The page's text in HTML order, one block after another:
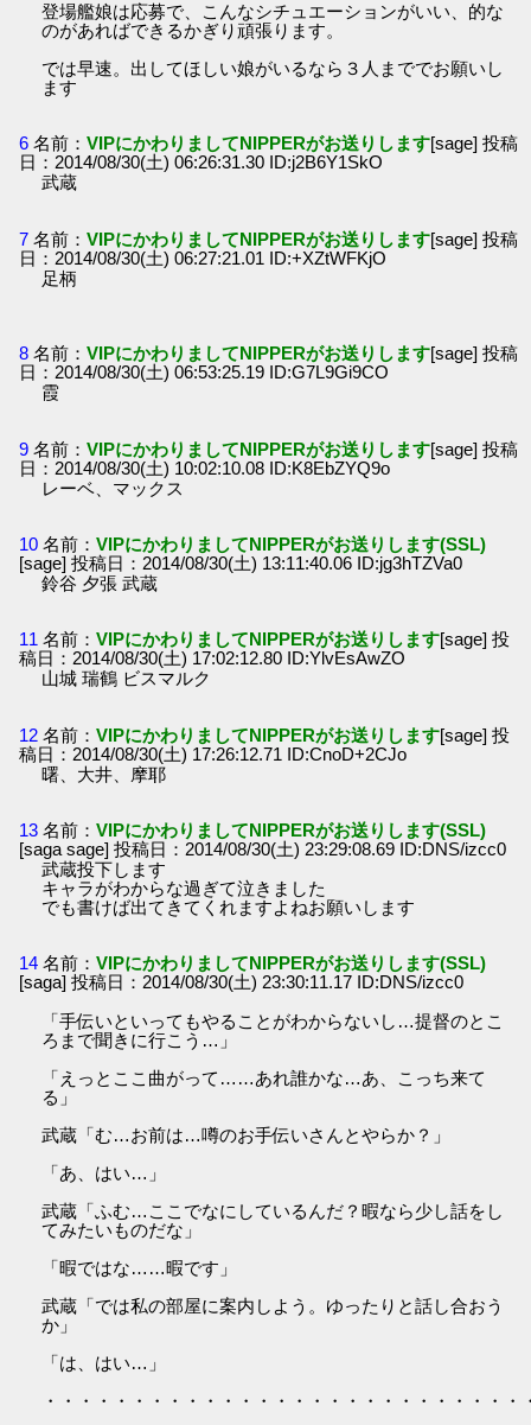
登場艦娘は応募で、こんなシチュエーションがいい、的な
のがあればできるかぎり頑張ります。
では早速。出してほしい娘がいるなら３人まででお願いし
ます
6 名前：VIPにかわりましてNIPPERがお送りします[sage] 投稿
日：2014/08/30(土) 06:26:31.30 ID:j2B6Y1SkO
武蔵
7 名前：VIPにかわりましてNIPPERがお送りします[sage] 投稿
日：2014/08/30(土) 06:27:21.01 ID:+XZtWFKjO
足柄
8 名前：VIPにかわりましてNIPPERがお送りします[sage] 投稿
日：2014/08/30(土) 06:53:25.19 ID:G7L9Gi9CO
霞
9 名前：VIPにかわりましてNIPPERがお送りします[sage] 投稿
日：2014/08/30(土) 10:02:10.08 ID:K8EbZYQ9o
レーベ、マックス
10 名前：VIPにかわりましてNIPPERがお送りします(SSL)
[sage] 投稿日：2014/08/30(土) 13:11:40.06 ID:jg3hTZVa0
鈴谷 夕張 武蔵
11 名前：VIPにかわりましてNIPPERがお送りします[sage] 投
稿日：2014/08/30(土) 17:02:12.80 ID:YlvEsAwZO
山城 瑞鶴 ビスマルク
12 名前：VIPにかわりましてNIPPERがお送りします[sage] 投
稿日：2014/08/30(土) 17:26:12.71 ID:CnoD+2CJo
曙、大井、摩耶
13 名前：VIPにかわりましてNIPPERがお送りします(SSL)
[saga sage] 投稿日：2014/08/30(土) 23:29:08.69 ID:DNS/izcc0
武蔵投下します
キャラがわからな過ぎて泣きました
でも書けば出てきてくれますよねお願いします
14 名前：VIPにかわりましてNIPPERがお送りします(SSL)
[saga] 投稿日：2014/08/30(土) 23:30:11.17 ID:DNS/izcc0
「手伝いといってもやることがわからないし…提督のとこ
ろまで聞きに行こう…」
「えっとここ曲がって……あれ誰かな…あ、こっち来て
る」
武蔵「む…お前は…噂のお手伝いさんとやらか？」
「あ、はい…」
武蔵「ふむ…ここでなにしているんだ？暇なら少し話をし
てみたいものだな」
「暇ではな……暇です」
武蔵「では私の部屋に案内しよう。ゆったりと話し合おう
か」
「は、はい…」
・・・・・・・・・・・・・・・・・・・・・・・・・・